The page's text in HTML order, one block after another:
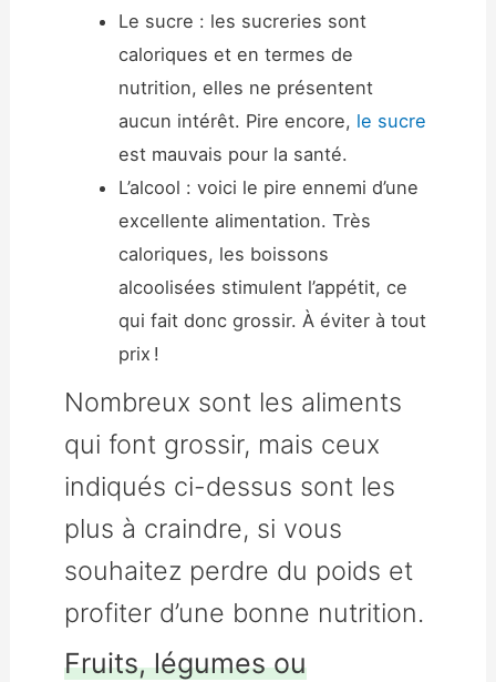
Le sucre : les sucreries sont
caloriques et en termes de
nutrition, elles ne présentent
aucun intérêt. Pire encore, le sucre
est mauvais pour la santé.
L’alcool : voici le pire ennemi d’une
excellente alimentation. Très
caloriques, les boissons
alcoolisées stimulent l’appétit, ce
qui fait donc grossir. À éviter à tout
prix !
Nombreux sont les aliments
qui font grossir, mais ceux
indiqués ci-dessus sont les
plus à craindre, si vous
souhaitez perdre du poids et
profiter d’une bonne nutrition.
Fruits, légumes ou